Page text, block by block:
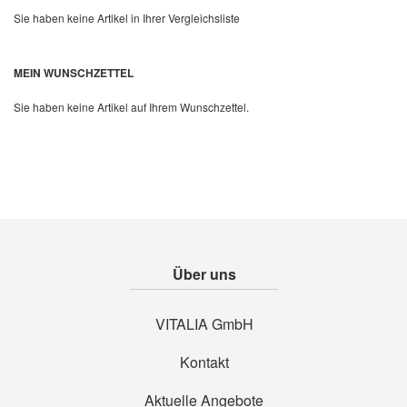
Sie haben keine Artikel in Ihrer Vergleichsliste
MEIN WUNSCHZETTEL
Sie haben keine Artikel auf Ihrem Wunschzettel.
Über uns
VITALIA GmbH
Kontakt
Aktuelle Angebote